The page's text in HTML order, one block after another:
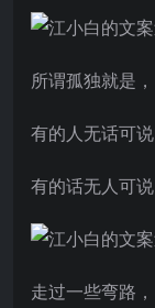
所谓孤独就是，
有的人无话可说
有的话无人可说
走过一些弯路，